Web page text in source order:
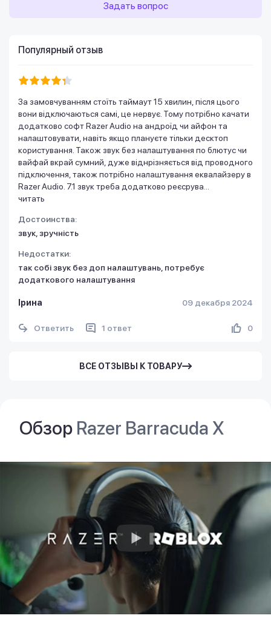
Задать вопрос
Популярный отзыв
За замовчуванням стоїть таймаут 15 хвилин, після цього
вони відключаються самі, це нервує. Тому потрібно качати
додатково софт Razer Audio на андроїд чи айфон та
налаштовувати, навіть якщо плануєте тільки десктоп
користування. Також звук без налаштування по блютус чи
вайфай вкрай сумний, дуже віднрізняється від проводного
підключення, також потрібно налаштування еквалайзеру в
Razer Audio. 7.1 звук треба додатково реєсрува...
читать
Достоинства:
звук, зручність
Недостатки:
так собі звук без доп налаштувань, потребує
додаткового налаштування
Iрина 09 декабря 2024
Ответить 1 ответ 0
ВСЕ ОТЗЫВЫ К ТОВАРУ
Обзор Razer Barracuda X